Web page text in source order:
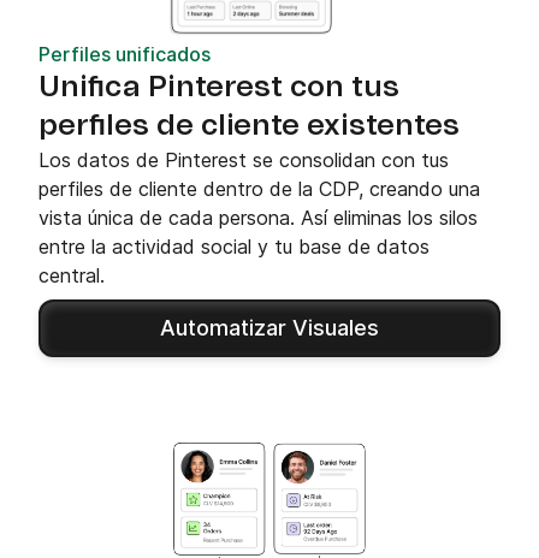
Perfiles unificados
Unifica Pinterest con tus
perfiles de cliente existentes
Los datos de Pinterest se consolidan con tus
perfiles de cliente dentro de la CDP, creando una
vista única de cada persona. Así eliminas los silos
entre la actividad social y tu base de datos
central.
Automatizar Visuales